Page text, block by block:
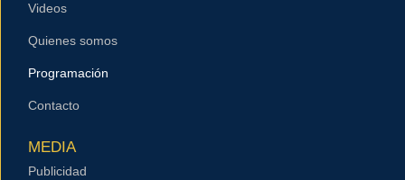
Videos
Quienes somos
Programación
Contacto
MEDIA
Publicidad